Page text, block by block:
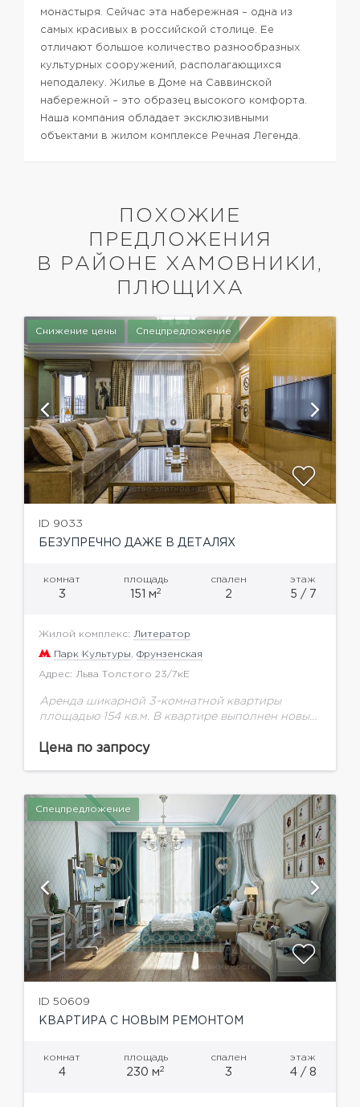
монастыря. Сейчас эта набережная – одна из
самых красивых в российской столице. Ее
отличают большое количество разнообразных
культурных сооружений, располагающихся
неподалеку. Жилье в Доме на Саввинской
набережной – это образец высокого комфорта.
Наша компания обладает эксклюзивными
объектами в жилом комплексе Речная Легенда.
ПОХОЖИЕ
ПРЕДЛОЖЕНИЯ
В РАЙОНЕ ХАМОВНИКИ,
ПЛЮЩИХА
Снижение цены Спецпредложение
ID 9033
БЕЗУПРЕЧНО ДАЖЕ В ДЕТАЛЯХ
комнат
3
площадь
151 м2
спален
2
этаж
5 / 7
Жилой комплекс: Литератор
Парк Культуры Фрунзенская
Адрес: Льва Толстого 23/7кЕ
Аренда шикарной 3-комнатной квартиры
площадью 154 кв.м. В квартире выполнен новый
по индивидуальному проекту. Квартира
Цена по запросу
Спецпредложение
ID 50609
КВАРТИРА С НОВЫМ РЕМОНТОМ
комнат
4
площадь
230 м2
спален
3
этаж
4 / 8